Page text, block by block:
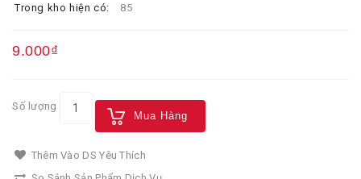
Trong kho hiện có:
85
9.000₫
Số lượng
Mua Hàng
Thêm Vào DS Yêu Thích